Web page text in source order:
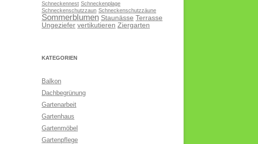
Schneckennest Schneckenplage
Schneckenschutzzaun Schneckenschutzzäune
Sommerblumen Staunässe Terrasse
Ungeziefer vertikutieren Ziergarten
KATEGORIEN
Balkon
Dachbegrünung
Gartenarbeit
Gartenhaus
Gartenmöbel
Gartenpflege